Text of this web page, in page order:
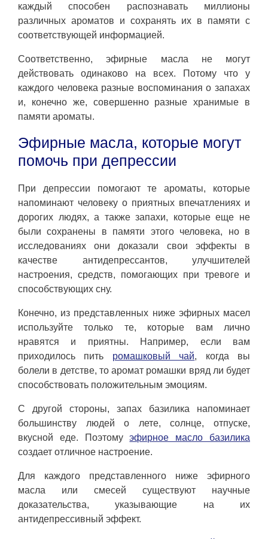
каждый способен распознавать миллионы
различных ароматов и сохранять их в памяти с
соответствующей информацией.
Соответственно, эфирные масла не могут
действовать одинаково на всех. Потому что у
каждого человека разные воспоминания о запахах
и, конечно же, совершенно разные хранимые в
памяти ароматы.
Эфирные масла, которые могут
помочь при депрессии
При депрессии помогают те ароматы, которые
напоминают человеку о приятных впечатлениях и
дорогих людях, а также запахи, которые еще не
были сохранены в памяти этого человека, но в
исследованиях они доказали свои эффекты в
качестве антидепрессантов, улучшителей
настроения, средств, помогающих при тревоге и
способствующих сну.
Конечно, из представленных ниже эфирных масел
используйте только те, которые вам лично
нравятся и приятны. Например, если вам
приходилось пить ромашковый чай, когда вы
болели в детстве, то аромат ромашки вряд ли будет
способствовать положительным эмоциям.
С другой стороны, запах базилика напоминает
большинству людей о лете, солнце, отпуске,
вкусной еде. Поэтомуэфирное масло базилика
создает отличное настроение.
Для каждого представленного ниже эфирного
масла или смесей существуют научные
доказательства, указывающие на их
антидепрессивный эффект.